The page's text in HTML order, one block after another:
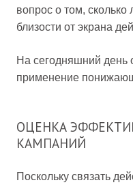
вопрос о том,
близости от экрана
На сегодняшний день
применение
ОЦЕНКА
КАМПАНИЙ
Поскольку связать